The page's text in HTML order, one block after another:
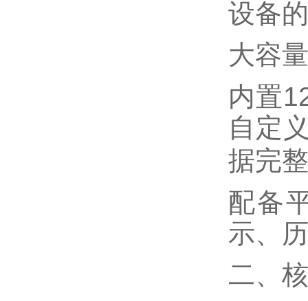
设备
大容
内置
自定
据完
配备
示、
二、